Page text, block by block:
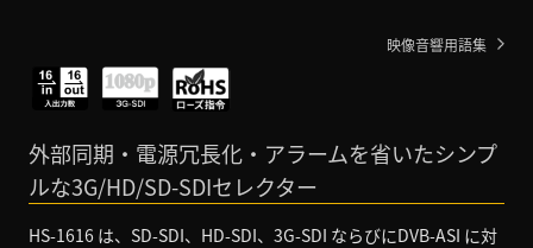
映像音響用語集
外部同期・電源冗長化・アラームを省いたシンプ
ルな3G/HD/SD-SDIセレクター
HS-1616 は、SD-SDI、HD-SDI、3G-SDI ならびにDVB-ASI に対